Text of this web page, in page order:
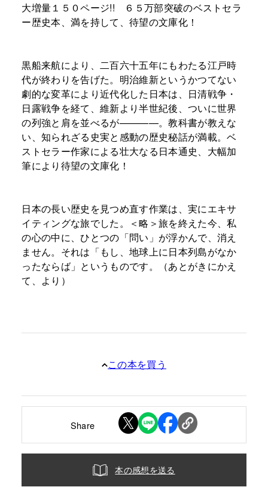
大増量１５０ページ!! ６５万部突破のベストセラ
ー歴史本、満を持して、待望の文庫化！
黒船来航により、二百六十五年にもわたる江戸時
代が終わりを告げた。明治維新というかつてない
劇的な変革により近代化した日本は、日清戦争・
日露戦争を経て、維新より半世紀後、ついに世界
の列強と肩を並べるが————。教科書が教えな
い、知られざる史実と感動の歴史秘話が満載。ベ
ストセラー作家による壮大なる日本通史、大幅加
筆により待望の文庫化！
日本の長い歴史を見つめ直す作業は、実にエキサ
イティングな旅でした。＜略＞旅を終えた今、私
の心の中に、ひとつの「問い」が浮かんで、消え
ません。それは「もし、地球上に日本列島がなか
ったならば」というものです。（あとがきにかえ
て、より）
この本を買う
Share
本の感想を送る